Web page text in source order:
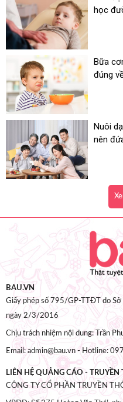
học
Bữa
đúng
Nuôi
nên
BAU.VN
Giấy phép số 795/GP-TTĐT do
ngày 2/3/2016
Chịu trách nhiệm nội dung: Trần
Email: admin@bau.vn - Hotline:
LIÊN HỆ QUẢNG CÁO - TRUYỀN
CÔNG TY CỔ PHẦN TRUYỀN